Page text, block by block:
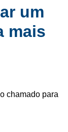
um
mais
chamado para